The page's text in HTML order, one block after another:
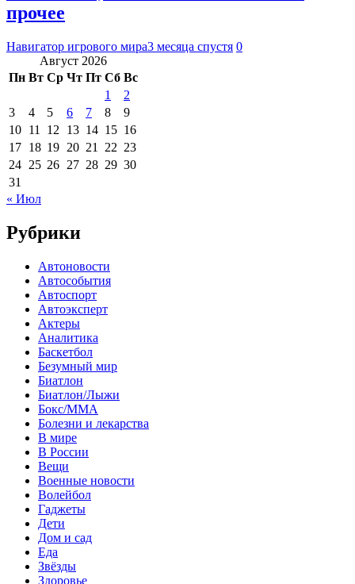
прочее
Навигатор игрового мира3 месяца спустя 0
Август 2026
Пн Вт Ср Чт Пт Сб Вс
1
2
3
4 5 6 7 8
9
10 11 12 13 14 15 16
17 18 19 20 21 22 23
24 25 26 27 28 29 30
31
« Июл
Рубрики
Автоновости
Автособытия
Автоспорт
Автоэксперт
Актеры
Аналитика
Баскетбол
Безумный мир
Биатлон
Биатлон/Лыжи
Бокс/MMA
Болезни и лекарства
В мире
В России
Вещи
Военные новости
Волейбол
Гаджеты
Дети
Дом и сад
Еда
Звёзды
Здоровье